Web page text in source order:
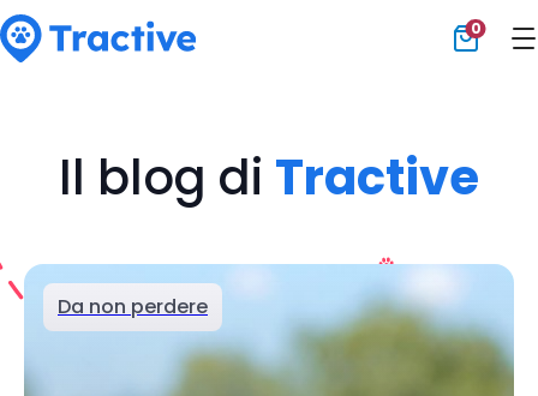
0
Il blog di Tractive
Da non perdere